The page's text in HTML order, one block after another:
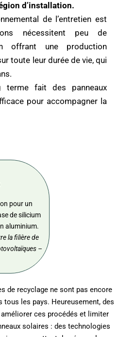
d’installation.
de l’entretien est
nécessitent peu de
offrant une production
toute leur durée de vie, qui
terme fait des panneaux
pour accompagner la
pour un
de silicium
aluminium.
la filière de
–
de recyclage ne sont pas encore
tous les pays. Heureusement, des
ces procédés et limiter
solaires : des technologies